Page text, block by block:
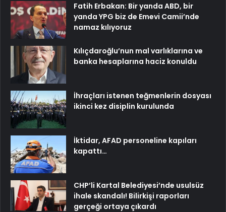
Fatih Erbakan: Bir yanda ABD, bir
yanda YPG biz de Emevi Camii’nde
namaz kılıyoruz
Kılıçdaroğlu’nun mal varlıklarına ve
banka hesaplarına haciz konuldu
İhraçları istenen teğmenlerin dosyası
ikinci kez disiplin kurulunda
İktidar, AFAD personeline kapıları
kapattı…
CHP’li Kartal Belediyesi’nde usulsüz
ihale skandalı! Bilirkişi raporları
gerçeği ortaya çıkardı